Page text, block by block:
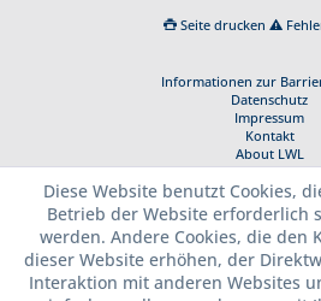
Seite drucken
Informationen zur
Datenschutz
Impressum
Kontakt
About LWL
Diese Website benutzt Cookies,
Betrieb der Website erforderlich
werden. Andere Cookies, die den
dieser Website erhöhen, der
Interaktion mit anderen Websites